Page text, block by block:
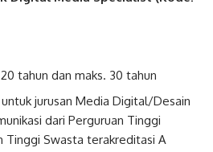
tahun dan maks. 30 tahun
untuk jurusan Media Digital/Desain
dari Perguruan Tinggi
Tinggi Swasta terakreditasi A